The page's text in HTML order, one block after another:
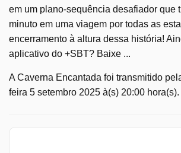
em um plano-sequência desafiador que
minuto em uma viagem por todas as
encerramento à altura dessa história!
aplicativo do +SBT? Baixe ...
A Caverna Encantada foi transmitido
feira 5 setembro 2025 à(s) 20:00 hora(s).